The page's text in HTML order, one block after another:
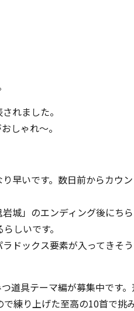
れました。
しゃれ～。
早いです。数日前からカウ
城」のエンディング後にち
しいです。
ドックス要素が入ってきそ
道具テーマ編が募集中です
練り上げた至高の10首で挑